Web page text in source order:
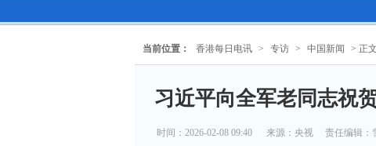
当前位置： 香港每日电讯 > 专访 > 中国新闻 > 正文
习近平向全军老同志祝
时间：2026-02-08 09:40 来源： 央视 责任编辑：